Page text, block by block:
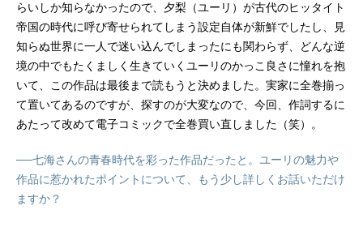
らいしか知らなかったので、夕梨（ユーリ）が古代のヒッタイト
帝国の時代に呼び寄せられてしまう設定自体が新鮮でしたし、見
知らぬ世界に一人で迷い込んでしまったにも関わらず、どんな逆
境の中でもたくましく生きていくユーリのかっこ良さに憧れを抱
いて、この作品は最後まで読もうと決めました。実家に全巻揃っ
て置いてあるのですが、探すのが大変なので、今回、作詞するに
あたって改めて電子コミックで全巻買い直しました（笑）。
──七海さんの青春時代を彩った作品だったと。ユーリの魅力や
作品に惹かれたポイントについて、もう少し詳しくお話いただけ
ますか？